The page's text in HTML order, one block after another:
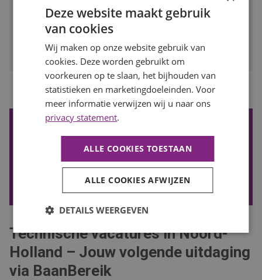
BEKIJK VACATURE
Bewaren
Vorige
1 2 3 4 ... 8 Volgende
De nieuwste vacatures ontvangen?
VACATURE ALERT ONTVANGEN
Technische vacatures in Noord-
Holland – Jouw volgende uitdaging
via BaanBereik
Deze website maakt gebruik
van cookies
Wij maken op onze website gebruik van
cookies. Deze worden gebruikt om
voorkeuren op te slaan, het bijhouden van
statistieken en marketingdoeleinden. Voor
meer informatie verwijzen wij u naar ons
privacy statement.
ALLE COOKIES TOESTAAN
ALLE COOKIES AFWIJZEN
DETAILS WEERGEVEN